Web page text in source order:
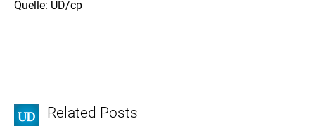
Quelle: UD/cp
Related Posts